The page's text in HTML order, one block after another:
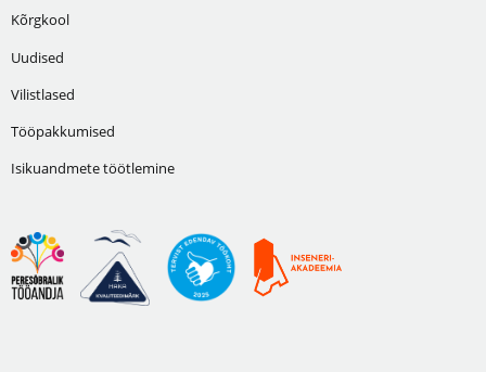
Kõrgkool
Uudised
Vilistlased
Tööpakkumised
Isikuandmete töötlemine